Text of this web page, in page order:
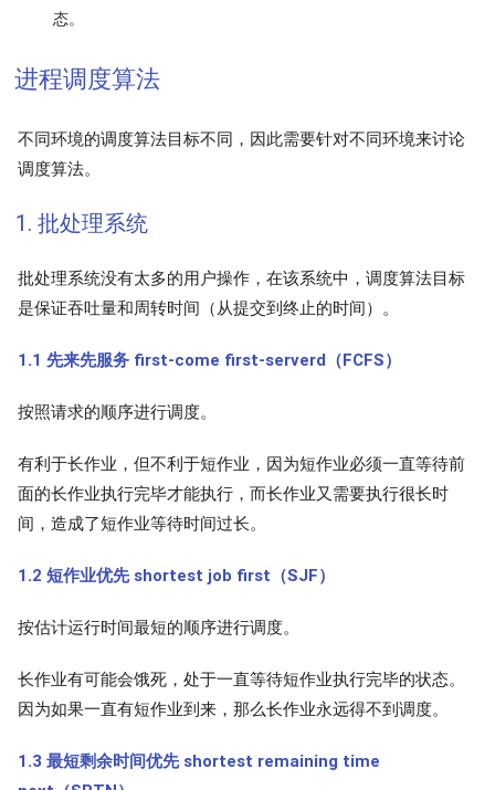
态。
进程调度算法
不同环境的调度算法目标不同，因此需要针对不同环境来讨论
调度算法。
1. 批处理系统
批处理系统没有太多的用户操作，在该系统中，调度算法目标
是保证吞吐量和周转时间（从提交到终止的时间）。
1.1 先来先服务 first-come first-serverd（FCFS）
按照请求的顺序进行调度。
有利于长作业，但不利于短作业，因为短作业必须一直等待前
面的长作业执行完毕才能执行，而长作业又需要执行很长时
间，造成了短作业等待时间过长。
1.2 短作业优先 shortest job first（SJF）
按估计运行时间最短的顺序进行调度。
长作业有可能会饿死，处于一直等待短作业执行完毕的状态。
因为如果一直有短作业到来，那么长作业永远得不到调度。
1.3 最短剩余时间优先 shortest remaining time